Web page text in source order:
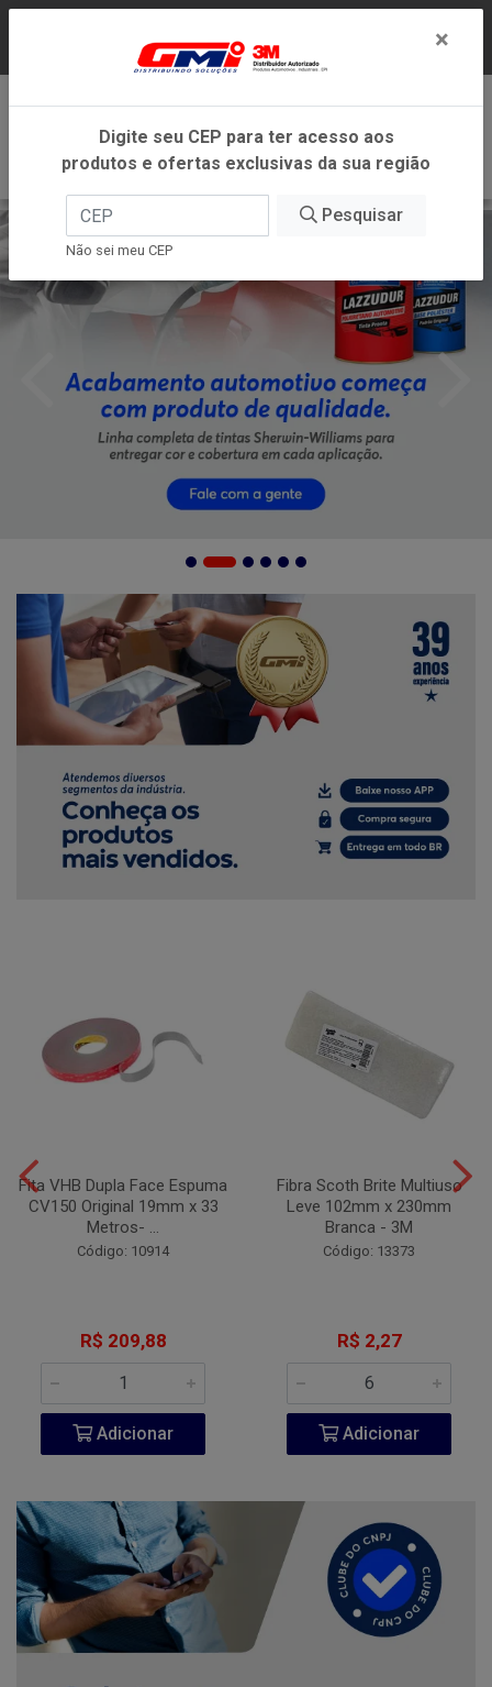
DENTRO DO ESTADO DE MINAS GERAIS.
Fita VHB Dupla Face Espuma
CV150 Original 19mm x 33
Metros- ...
Código: 10914
R$ 209,88
Adicionar
Fibra Scoth Brite Multiuso
Leve 102mm x 230mm
Branca - 3M
Código: 13373
R$ 2,27
Adicionar
×
Digite seu CEP para ter acesso aos
produtos e ofertas exclusivas da sua região
Pesquisar
Não sei meu CEP